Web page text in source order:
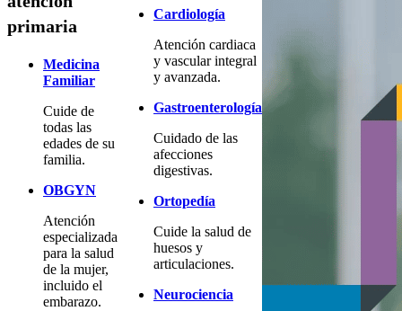
primaria
Medicina
Familiar
Cuide de
todas las
edades de su
familia.
OBGYN
Atención
especializada
para la salud
de la mujer,
incluido el
embarazo.
Cardiología
Atención cardiaca
y vascular integral
y avanzada.
Gastroenterología
Cuidado de las
afecciones
digestivas.
Ortopedía
Cuide la salud de
huesos y
articulaciones.
Neurociencia